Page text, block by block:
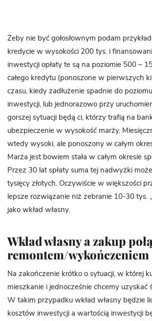
Żeby nie być gołosłownym podam
kredycie w wysokości 200 tys. i
inwestycji opłaty te są na poziomie 500 –
całego kredytu (ponoszone w pierwszych
czasu, kiedy zadłużenie spadnie do
inwestycji, lub jednorazowo przy
gorszej sytuacji będą ci, którzy trafią na
ubezpieczenie w wysokość marży.
wtedy wysoki, ale ponoszony w całym
Marża jest bowiem stała w całym okresie
Przez 30 lat spłaty suma tej nadwyżki
tysięcy złotych. Oczywiście w większości
lepsze rozwiązanie niż zebranie 10-30 tys.
jako wkład własny.
Wkład własny a zakup
remontem/wykończeniem
Na zakończenie krótko o sytuacji, w której
mieszkanie i jednocześnie chcemy uzyskać
W takim przypadku wkład własny będzie
kosztów inwestycji a wartością inwestycji